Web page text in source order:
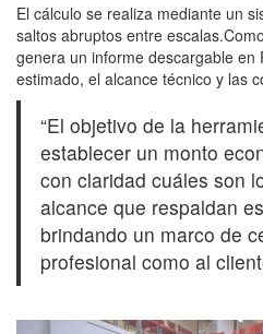
El cálculo se realiza mediante un
saltos abruptos entre
genera un informe descargable en
estimado, el alcance técnico y las
“El objetivo de la
establecer un monto
con claridad cuáles son
alcance que respaldan
brindando un marco de
profesional como al